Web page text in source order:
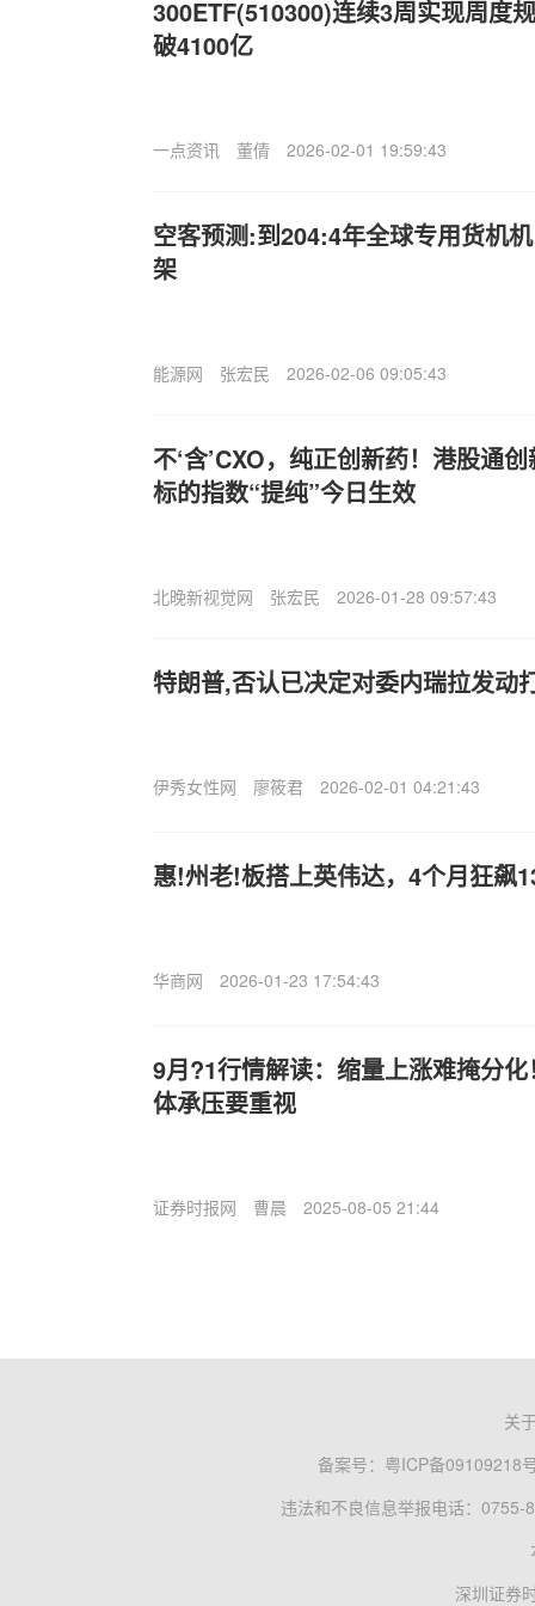
300ETF(510300)连续3周实现周度
破4100亿
一点资讯 董倩 2026-02-01 19:59:43
空客预测:到204:4年全球专用货机
架
能源网 张宏民 2026-02-06 09:05:43
不‘含’CXO，纯正创新药！港股通
标的指数“提纯”今日生效
北晚新视觉网 张宏民 2026-01-28 09:57:43
特朗普,否认已决定对委内瑞拉发动
伊秀女性网 廖筱君 2026-02-01 04:21:43
惠!州老!板搭上英伟达，4个月狂飙
华商网 2026-01-23 17:54:43
9月?1行情解读：缩量上涨难掩分
体承压要重视
证券时报网 曹晨 2025-08-05 21:44
关
备案号： 粤ICP备09109218
违法和不良信息举报电话：0755-
深圳证券